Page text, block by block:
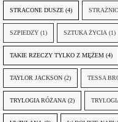
STRACONE DUSZE (4)
SZPIEDZY (1) SZTUKA ŻYCIA (1)
TAKIE RZECZY TYLKO Z MĘŻEM (4)
TAYLOR JACKSON (2) TESSA
TRYLOGIA RÓŻANA (2)